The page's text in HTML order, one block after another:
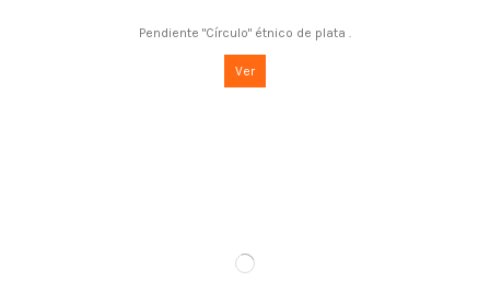
Pendiente "Círculo" étnico de plata .
Ver